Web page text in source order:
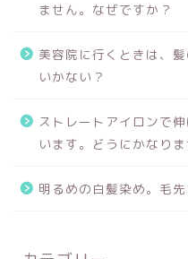
ません。なぜですか？
美容院に行くときは、
いかない？
ストレートアイロンで
います。どうにかなりま
明るめの白髪染め。毛